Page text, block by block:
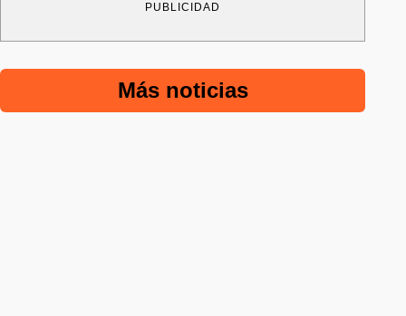
PUBLICIDAD
Más noticias